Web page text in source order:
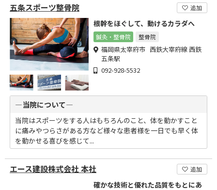
五条スポーツ整骨院 追加
根幹をほぐして、動けるカラダへ
鍼灸・整骨院 整骨院
福岡県太宰府市 西鉄大宰府線 西鉄
五条駅
092-928-5532
―当院について―
当院はスポーツをする人はもちろんのこと、体を動かすこと
に痛みやつらさがある方など様々な患者様を一日でも早く体
を動かせる喜びを感じて...
エース建設株式会社 本社 追加
確かな技術と優れた品質をもとにあ